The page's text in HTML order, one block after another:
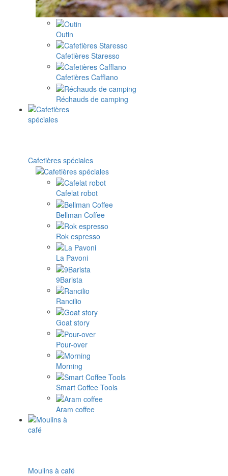
Outin
Cafetières Staresso
Cafetières Cafflano
Réchauds de camping
Cafetières spéciales
Cafelat robot
Bellman Coffee
Rok espresso
La Pavoni
9Barista
Rancilio
Goat story
Pour-over
Morning
Smart Coffee Tools
Aram coffee
Moulins à café